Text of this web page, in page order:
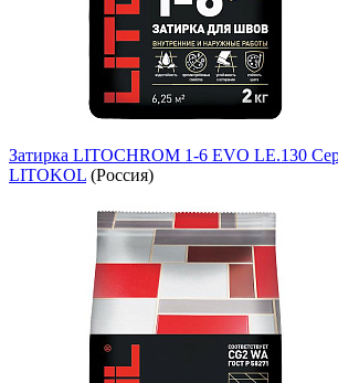
Затирка LITOCHROM 1-6 EVO LE.130
LITOKOL (Россия)